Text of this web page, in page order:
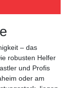
– das
robusten Helfer
und Profis
oder am